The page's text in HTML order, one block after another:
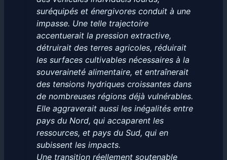
suréquipés et énergivores conduit à une
impasse. Une telle trajectoire
accentuerait la pression extractive,
détruirait des terres agricoles, réduirait
les surfaces cultivables nécessaires à la
souveraineté alimentaire, et entraînerait
des tensions hydriques croissantes dans
de nombreuses régions déjà vulnérables.
Elle aggraverait aussi les inégalités entre
pays du Nord, qui accaparent les
ressources, et pays du Sud, qui en
subissent les impacts.
Une transition réellement soutenable